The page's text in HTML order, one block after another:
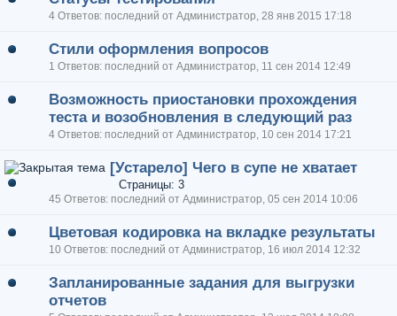
4 Ответов: последний от Администратор, 28 янв 2015 17:18
Стили оформления вопросов
1 Ответов: последний от Администратор, 11 сен 2014 12:49
Возможность приостановки прохождения
теста и возобновления в следующий раз
4 Ответов: последний от Администратор, 10 сен 2014 17:21
[Устарело] Чего в супе не хватает
Страницы: 3
45 Ответов: последний от Администратор, 05 сен 2014 10:06
Цветовая кодировка на вкладке результаты
10 Ответов: последний от Администратор, 16 июл 2014 12:32
Запланированные задания для выгрузки
отчетов